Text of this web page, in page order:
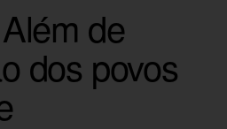
de
dos povos